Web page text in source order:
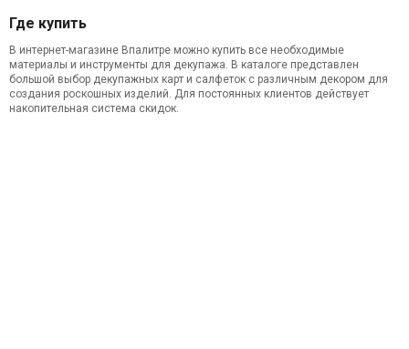
Где купить
В интернет-магазине Впалитре можно купить все необходимые
материалы и инструменты для декупажа. В каталоге представлен
большой выбор декупажных карт и салфеток с различным декором для
создания роскошных изделий. Для постоянных клиентов действует
накопительная система скидок.